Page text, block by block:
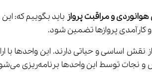
و مراقبت پرواز